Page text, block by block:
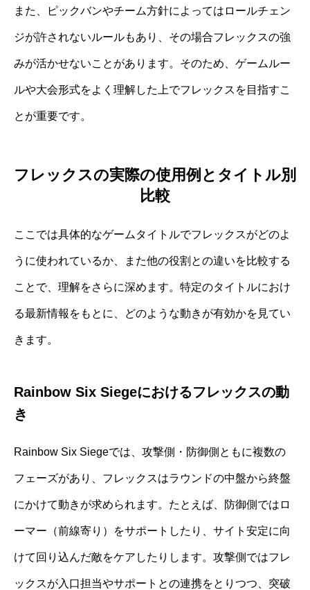
また、ピックバンやチーム方針によってはロールチェン
ジが許されないルールもあり、その場合フレックスの強
みが活かせないことがあります。そのため、ゲームルー
ルや大会形式をよく理解した上でフレックスを目指すこ
とが重要です。
フレックスの実際の使用例とタイトル別
比較
ここでは具体的なゲームタイトルでフレックスがどのよ
うに使われているか、また他の役割との違いを比較する
ことで、理解をさらに深めます。特定のタイトルにおけ
る最新情報をもとに、どのような動きが有効かを見てい
きます。
Rainbow Six Siegeにおけるフレックスの動
き
Rainbow Six Siegeでは、攻撃側・防御側ともに複数の
フェーズがあり、フレックスはラウンドの中盤から終盤
にかけて動きが求められます。たとえば、防御側ではロ
ーマー（前線寄り）をサポートしたり、サイト安定に向
けて回り込んだ敵をケアしたりします。攻撃側ではフレ
ックスが入口担当やサポートとの連携をとりつつ、突破